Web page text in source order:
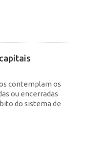
contemplam os
ou encerradas
do sistema de